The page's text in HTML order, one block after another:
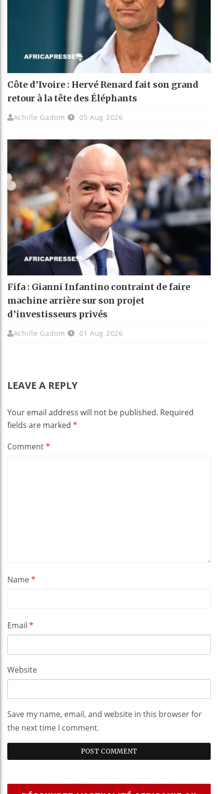
Côte d’Ivoire : Hervé Renard fait son grand
retour à la tête des Éléphants
Achille Gadom 05 Aug 2026
Fifa : Gianni Infantino contraint de faire
machine arrière sur son projet
d’investisseurs privés
Achille Gadom 01 Aug 2026
LEAVE A REPLY
Your email address will not be published. Required
fields are marked *
Comment*
Name*
Email *
Website
Save my name, email, and website in this browser for
the next time I comment.